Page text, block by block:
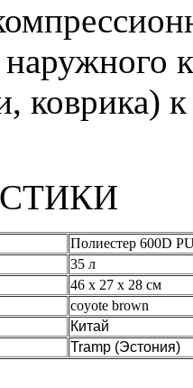
коврика)
Полиестер 600D
35 л
46 х 27 х 28 см
coyote brown
Китай
Tramp (Эстония)